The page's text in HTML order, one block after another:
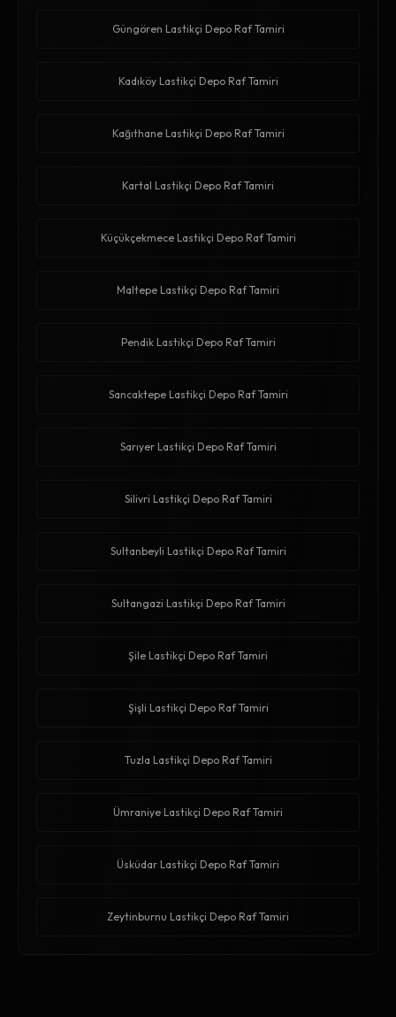
Güngören Lastikçi Depo Raf Tamiri
Kadıköy Lastikçi Depo Raf Tamiri
Kağıthane Lastikçi Depo Raf Tamiri
Kartal Lastikçi Depo Raf Tamiri
Küçükçekmece Lastikçi Depo Raf Tamiri
Maltepe Lastikçi Depo Raf Tamiri
Pendik Lastikçi Depo Raf Tamiri
Sancaktepe Lastikçi Depo Raf Tamiri
Sarıyer Lastikçi Depo Raf Tamiri
Silivri Lastikçi Depo Raf Tamiri
Sultanbeyli Lastikçi Depo Raf Tamiri
Sultangazi Lastikçi Depo Raf Tamiri
Şile Lastikçi Depo Raf Tamiri
Şişli Lastikçi Depo Raf Tamiri
Tuzla Lastikçi Depo Raf Tamiri
Ümraniye Lastikçi Depo Raf Tamiri
Üsküdar Lastikçi Depo Raf Tamiri
Zeytinburnu Lastikçi Depo Raf Tamiri